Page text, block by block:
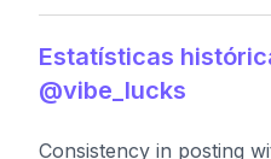
Estatísticas
@vibe_lucks
Consistency in posting